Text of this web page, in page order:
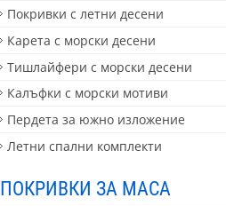
Покривки с летни десени
Карета с морски десени
Тишлайфери с морски десени
Калъфки с морски мотиви
Пердета за южно изложение
Летни спални комплекти
ПОКРИВКИ ЗА МАСА